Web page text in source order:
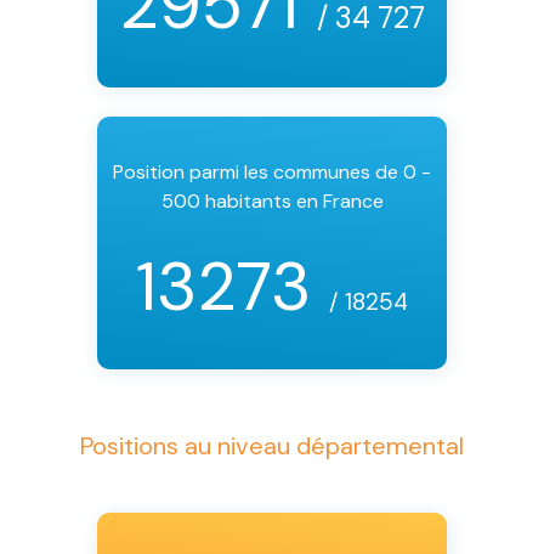
/ 34 727
Position parmi les communes de 0 -
500 habitants en France
13273 / 18254
Positions au niveau départemental